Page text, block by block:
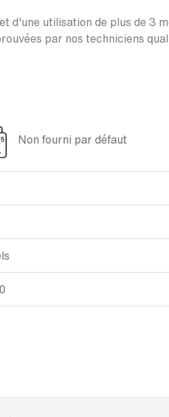
d'une utilisation de plus de 3
par nos techniciens
Non fourni par défaut